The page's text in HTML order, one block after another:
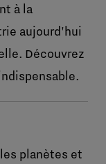
à la
aujourd'hui
Découvrez
planètes et